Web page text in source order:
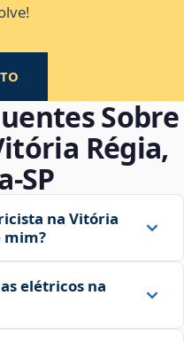
Sobre
Régia,
na Vitória
mim?
elétricos na